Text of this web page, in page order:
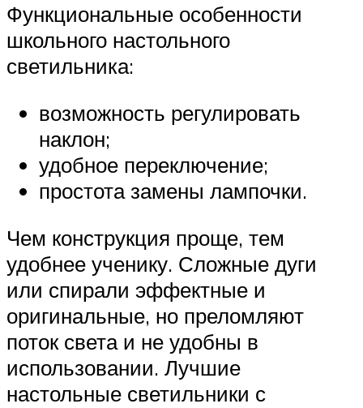
Функциональные особенности
школьного настольного
светильника:
возможность регулировать
наклон;
удобное переключение;
простота замены лампочки.
Чем конструкция проще, тем
удобнее ученику. Сложные дуги
или спирали эффектные и
оригинальные, но преломляют
поток света и не удобны в
использовании. Лучшие
настольные светильники с